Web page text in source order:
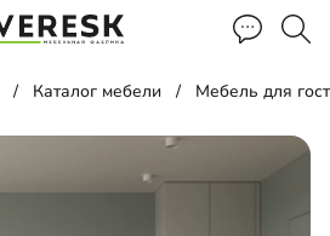
Каталог мебели Мебель для